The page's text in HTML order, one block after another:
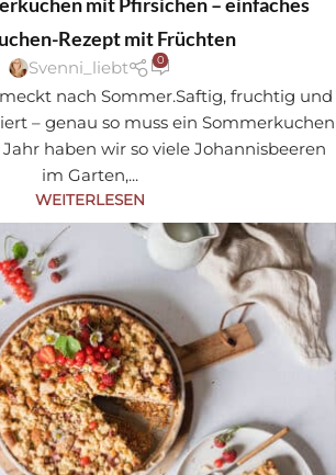
Rezept mit Früchten
Svenni_liebt 0
nach Sommer.Saftig, fruchtig und
– genau so muss ein Sommerkuchen
Jahr haben wir so viele Johannisbeeren
im Garten,...
WEITERLESEN